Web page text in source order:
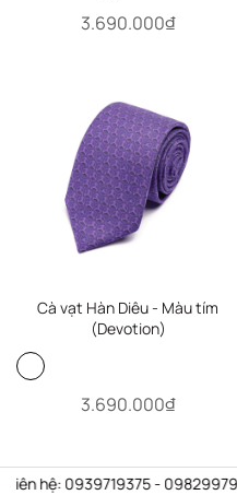
3.690.000₫
Cà vạt Hàn Diêu - Màu tím
(Devotion)
3.690.000₫
hệ: 0939719375 - 0982997979